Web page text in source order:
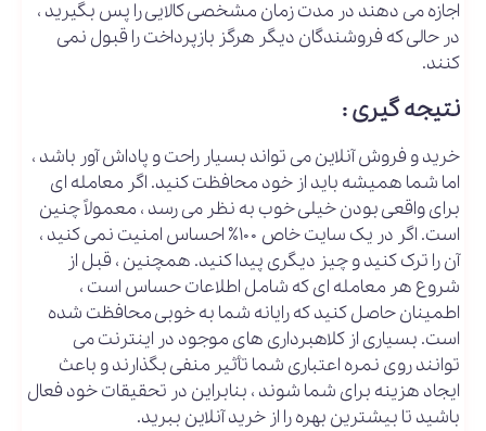
اجازه می دهند در مدت زمان مشخصی کالایی را پس بگیرید ،
در حالی که فروشندگان دیگر هرگز بازپرداخت را قبول نمی
کنند.
نتیجه گیری :
خرید و فروش آنلاین می تواند بسیار راحت و پاداش آور باشد ،
اما شما همیشه باید از خود محافظت کنید. اگر معامله ای
برای واقعی بودن خیلی خوب به نظر می رسد ، معمولاً چنین
است. اگر در یک سایت خاص ۱۰۰٪ احساس امنیت نمی کنید ،
آن را ترک کنید و چیز دیگری پیدا کنید. همچنین ، قبل از
شروع هر معامله ای که شامل اطلاعات حساس است ،
اطمینان حاصل کنید که رایانه شما به خوبی محافظت شده
است. بسیاری از کلاهبرداری های موجود در اینترنت می
توانند روی نمره اعتباری شما تأثیر منفی بگذارند و باعث
ایجاد هزینه برای شما شوند ، بنابراین در تحقیقات خود فعال
باشید تا بیشترین بهره را از خرید آنلاین ببرید.